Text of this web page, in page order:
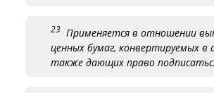
23 Применяется в отношении
ценных бумаг, конвертируемых в
также дающих право